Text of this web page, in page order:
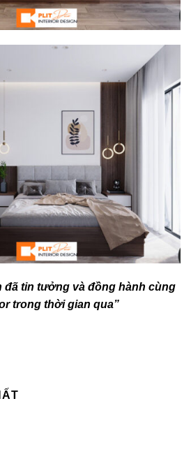
đã tin tưởng và đồng hành cùng
trong thời gian qua”